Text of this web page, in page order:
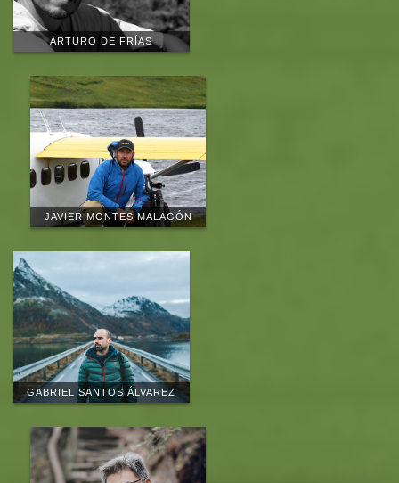
ARTURO DE FRÍAS
JAVIER MONTES MALAGÓN
GABRIEL SANTOS ÁLVAREZ